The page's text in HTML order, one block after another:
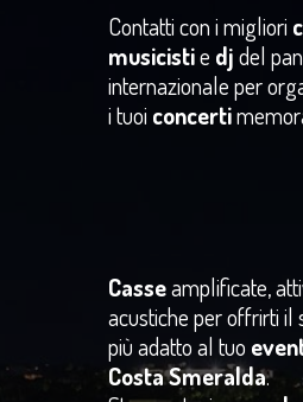
Contatti con i migliori
musicistie djdel
internazionale per
i tuoi concerti
Casseamplificate,
acustiche per offrirti il
più adatto al tuo
Costa Smeralda.